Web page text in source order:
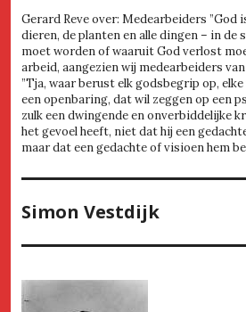
Gerard Reve over: Medearbeiders ”God
dieren, de planten en alle dingen – in de
moet worden of waaruit God verlost
arbeid, aangezien wij medearbeiders
”Tja, waar berust elk godsbegrip op,
een openbaring, dat wil zeggen op een
zulk een dwingende en onverbiddelijke
het gevoel heeft, niet dat hij een
maar dat een gedachte of visioen hem
Simon Vestdijk